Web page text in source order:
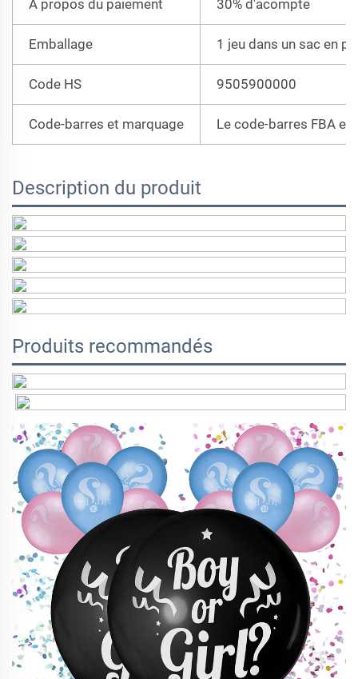
À propos du paiement 30% d'acompte
Emballage 1 jeu dans un sac en
Code HS 9505900000
Code-barres et marquage Le code-barres FBA
Description du produit
Produits recommandés